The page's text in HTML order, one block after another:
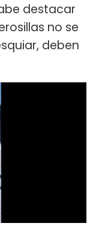
destacar
no se
deben